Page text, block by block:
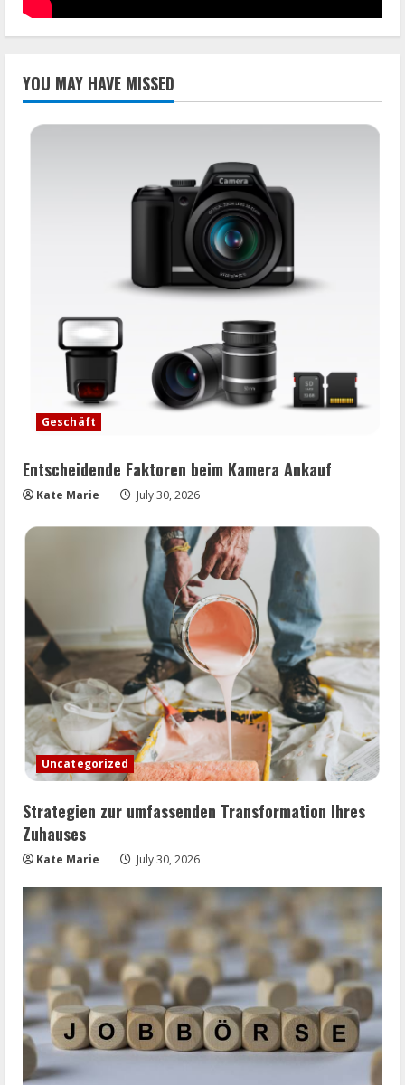
YOU MAY HAVE MISSED
Geschäft
Entscheidende Faktoren beim Kamera Ankauf
Kate Marie July 30, 2026
Uncategorized
Strategien zur umfassenden Transformation Ihres
Zuhauses
Kate Marie July 30, 2026